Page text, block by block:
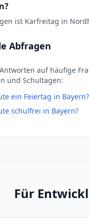
ist Karfreitag in
Abfragen
auf häufige
und Schultagen:
ein Feiertag in Bayern?
schulfrei in Bayern?
Für